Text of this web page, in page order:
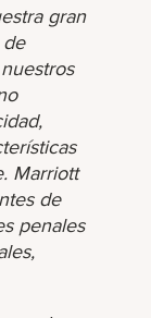
gran
de
Marriott
de
penales